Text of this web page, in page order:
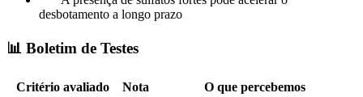
desbotamento a longo prazo
📊 Boletim de Testes
Critério avaliado Nota
O que percebemos